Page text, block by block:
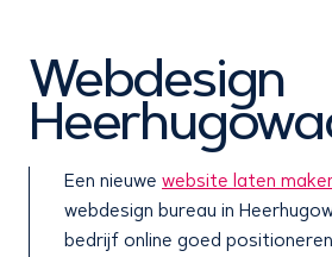
Webdesign
Een nieuwe website laten
webdesign bureau in
bedrijf online goed